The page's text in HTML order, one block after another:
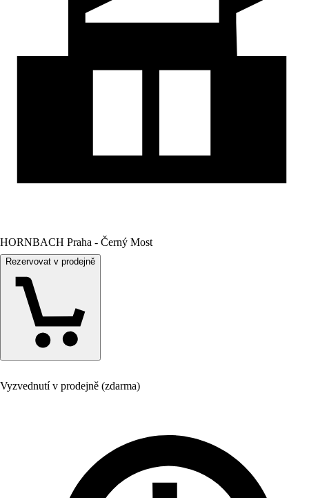
HORNBACH Praha - Černý Most
Rezervovat v prodejně
Vyzvednutí v prodejně (zdarma)